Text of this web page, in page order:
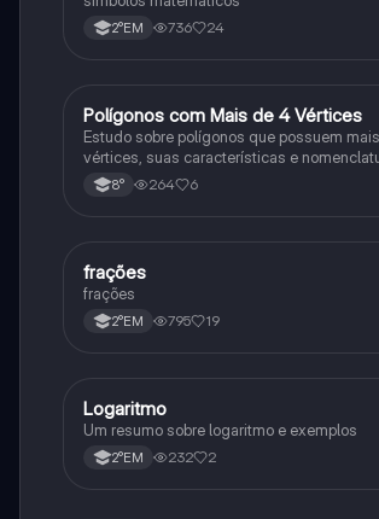
2°EM 736 24
Matematica
Polígonos com Mais de 4 Vértices
Estudo sobre polígonos que possuem
vértices, suas características e
8° 264 6
Matematica
frações
frações
2°EM 795 19
Matematica
Logaritmo
Um resumo sobre logaritmo e exemplos
2°EM 232 2